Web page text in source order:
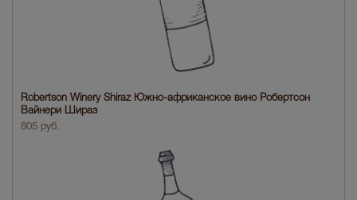
Robertson Winery Shiraz Южно-африканское вино Робертсон
Вайнери Шираз
805 руб.